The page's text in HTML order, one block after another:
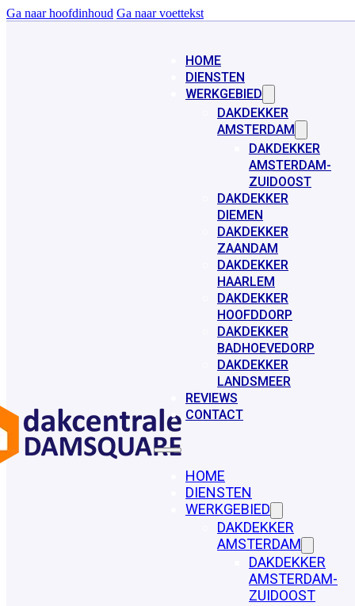
Ga naar hoofdinhoud Ga naar voettekst
HOME
DIENSTEN
WERKGEBIED
DAKDEKKER
AMSTERDAM
DAKDEKKER
AMSTERDAM-
ZUIDOOST
DAKDEKKER
DIEMEN
DAKDEKKER
ZAANDAM
DAKDEKKER
HAARLEM
DAKDEKKER
HOOFDDORP
DAKDEKKER
BADHOEVEDORP
DAKDEKKER
LANDSMEER
REVIEWS
CONTACT
HOME
DIENSTEN
WERKGEBIED
DAKDEKKER
AMSTERDAM
DAKDEKKER
AMSTERDAM-
ZUIDOOST